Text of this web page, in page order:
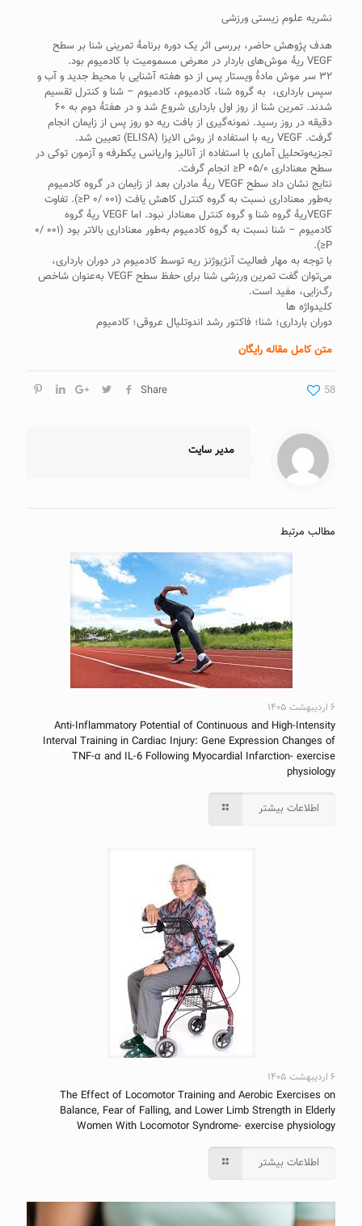
نشریه علوم زیستی ورزشی
هدف پژوهش حاضر، بررسی اثر یک دوره برنامۀ تمرینی شنا بر سطح
VEGF ریۀ موش‌های باردار در معرض مسمومیت با کادمیوم بود.
۳۲ سر موش مادۀ ویستار پس از دو هفته آشنایی با محیط جدید و آب و
سپس بارداری، به گروه شنا، کادمیوم، کادمیوم – شنا و کنترل تقسیم
شدند. تمرین شنا از روز اول بارداری شروع شد و در هفتۀ دوم به ۶۰
دقیقه در روز رسید. نمونه‌گیری از بافت ریه دو روز پس از زایمان انجام
گرفت. VEGF ریه با استفاده از روش الایزا (ELISA) تعیین شد.
تجزیه‌وتحلیل آماری با استفاده از آنالیز واریانس یکطرفه و آزمون توکی در
سطح معناداری ۰۵/۰ P≤ انجام گرفت.
نتایج نشان داد سطح VEGF ریۀ مادران بعد از زایمان در گروه کادمیوم
به‌طور معنا‌داری نسبت به گروه کنترل کاهش یافت (۰۰۱ /۰ P≤). تفاوت
VEGFریۀ گروه شنا و گروه کنترل معنا‌دار نبود. اما VEGF ریۀ گروه
کادمیوم – شنا نسبت به گروه کادمیوم به‌طور معنا‌داری بالاتر بود (۰۰۱ /۰
P≤).
با توجه به مهار فعالیت آنژیوژنز ریه توسط کادمیوم در دوران بارداری،
می‌توان گفت تمرین ورزشی شنا برای حفظ سطح VEGF به‌عنوان شاخص
رگ‌زایی، مفید است.
کلیدواژه ها
دوران بارداری؛ شنا؛ فاکتور رشد اندوتلیال عروقی؛ کادمیوم
متن کامل مقاله رایگان
Share 58
مدیر سایت
مطالب مرتبط
۶ اردیبهشت ۱۴۰۵
Anti-Inflammatory Potential of Continuous and High-Intensity
Interval Training in Cardiac Injury: Gene Expression Changes of
TNF-α and IL-6 Following Myocardial Infarction- exercise
physiology
اطلاعات بیشتر
۶ اردیبهشت ۱۴۰۵
The Effect of Locomotor Training and Aerobic Exercises on
Balance, Fear of Falling, and Lower Limb Strength in Elderly
Women With Locomotor Syndrome- exercise physiology
اطلاعات بیشتر